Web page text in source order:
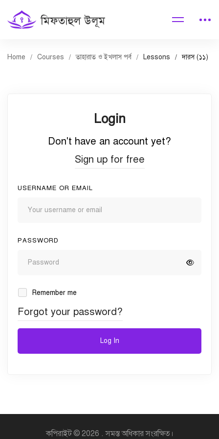
Home Courses তাহারাত ও ইখলাস পর্ব Lessons দারস (১১)
Login
Don't have an account yet?
Sign up for free
USERNAME OR EMAIL
PASSWORD
Remember me
Forgot your password?
Log In
কপিরাইট © 2026 . সমস্ত অধিকার সংরক্ষিত।